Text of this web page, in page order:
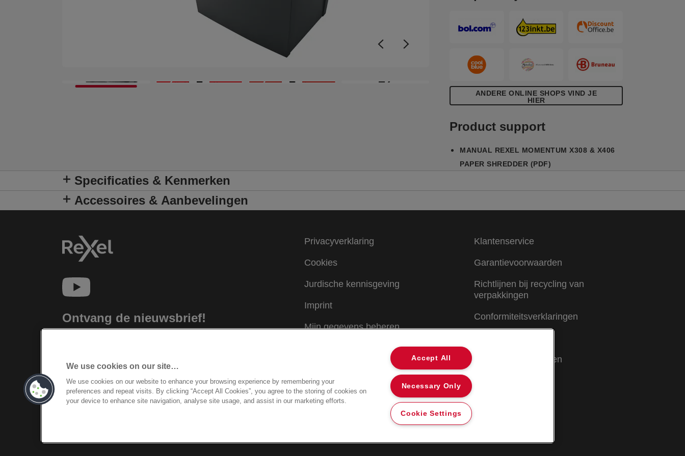
+7
ANDERE ONLINE SHOPS VIND JE
HIER
Product support
MANUAL REXEL MOMENTUM X308 & X406
PAPER SHREDDER (PDF)
Specificaties & Kenmerken
Accessoires & Aanbevelingen
Ontvang de nieuwsbrief!
Gemakkelijk vanuit je inbox!
INSCHRIJVEN
Privacyverklaring
Cookies
Jurdische kennisgeving
Imprint
Mijn gegevens beheren
Klantenservice
Garantievoorwaarden
Richtlijnen bij recycling van
verpakkingen
Conformiteitsverklaringen
Garantievoorwaarden
We use cookies on our site…
We use cookies on our website to enhance your browsing experience by remembering your
preferences and repeat visits. By clicking “Accept All Cookies”, you agree to the storing of cookies on
your device to enhance site navigation, analyse site usage, and assist in our marketing efforts.
Accept All
Necessary Only
Cookie Settings